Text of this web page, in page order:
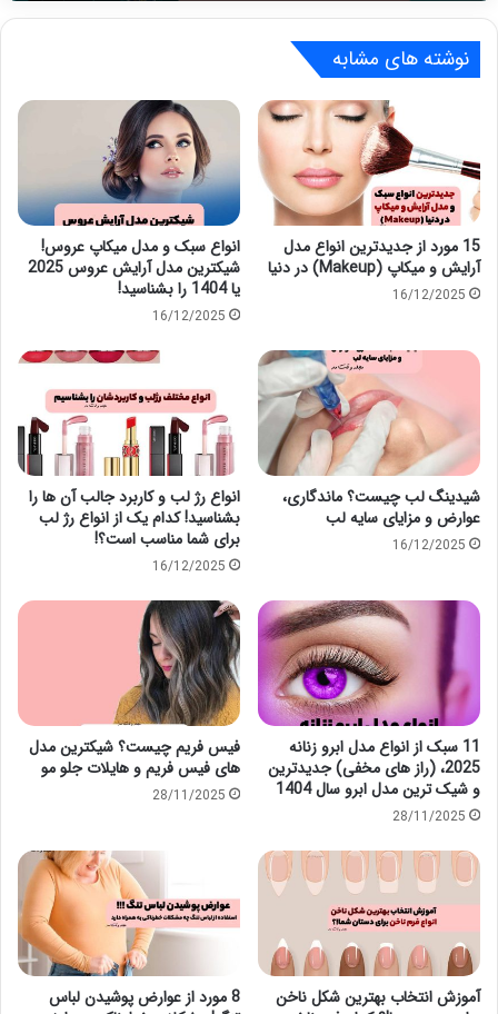
نوشته های مشابه
15 مورد از جدیدترین انواع مدل
آرایش و میکاپ (Makeup) در دنیا
16/12/2025
انواع سبک و مدل میکاپ عروس!
شیکترین مدل آرایش عروس 2025
یا 1404 را بشناسید!
16/12/2025
شیدینگ لب چیست؟ ماندگاری،
عوارض و مزایای سایه لب
16/12/2025
انواع رژ لب و کاربرد جالب آن ها را
بشناسید! کدام یک از انواع رژ لب
برای شما مناسب است؟!
16/12/2025
11 سبک از انواع مدل ابرو زنانه
2025، (راز های مخفی) جدیدترین
و شیک ترین مدل ابرو سال 1404
28/11/2025
فیس فریم چیست؟ شیکترین مدل
های فیس فریم و هایلات جلو مو
28/11/2025
آموزش انتخاب بهترین شکل ناخن
8 مورد از عوارض پوشیدن لباس